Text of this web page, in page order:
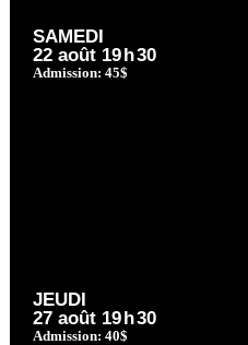
SAMEDI
22 août 19h30
Admission: 45$
JEUDI
27 août 19h30
Admission: 40$